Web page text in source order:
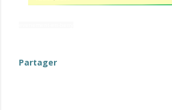
Partager